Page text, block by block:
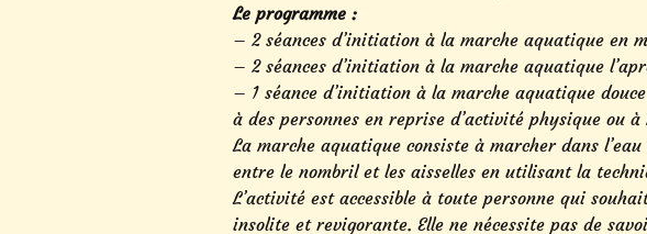
Le programme :
– 2 séances d’initiation à la marche aquatique en
– 2 séances d’initiation à la marche aquatique
– 1 séance d’initiation à la marche aquatique
à des personnes en reprise d’activité physique ou
La marche aquatique consiste à marcher dans
entre le nombril et les aisselles en utilisant la
L’activité est accessible à toute personne qui
insolite et revigorante. Elle ne nécessite pas de